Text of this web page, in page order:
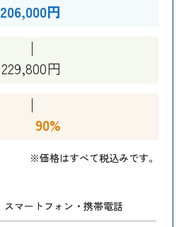
206,000円
229,800円
90%
※価格はすべて税込みです。
スマートフォン・携帯電話